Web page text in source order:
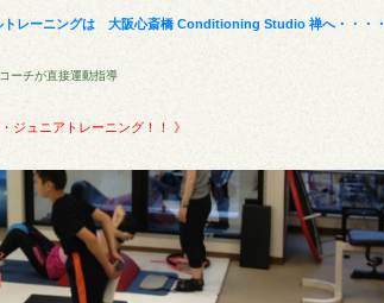
レーニングは 大阪心斎橋 Conditioning Studio 禅へ・・・・
ーチが直接運動指導
ュニアトレーニング！！ 》